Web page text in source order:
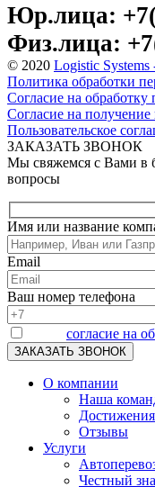
Юр.лица:
Физ.лица:
© 2020 Logistic Systems
Политика обработки
Согласие на
Согласие на
Пользовательское
ЗАКАЗАТЬ ЗВОНОК
Мы свяжемся с Вами в
вопросы
Имя или название
Email
Ваш номер телефона
согласие на
О компании
Наша
Достижения
Отзывы
Услуги
Честный